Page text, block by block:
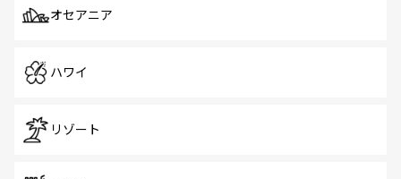
オセアニア
ハワイ
リゾート